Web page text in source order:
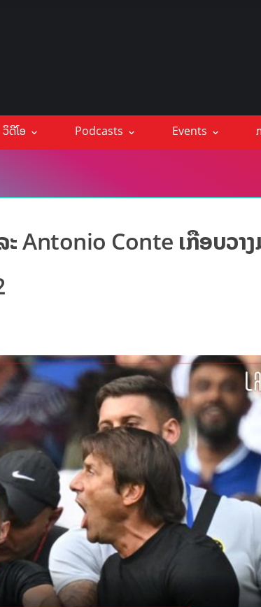
ວິດີໂອ Podcasts Events
Antonio Conte ເກືອບວາ